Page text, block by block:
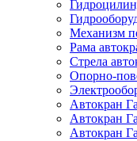
Механизм
Рама
Стрела
Опорно-
Автокран
Автокран
Автокран